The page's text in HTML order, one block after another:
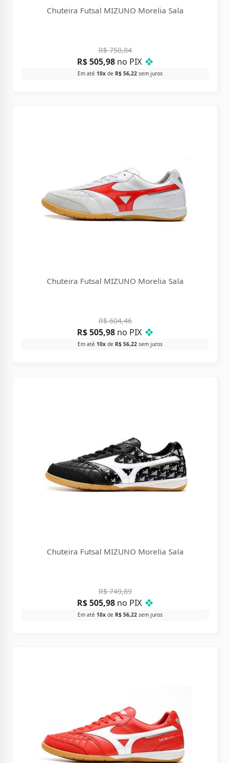
Chuteira Futsal MIZUNO Morelia Sala
R$750,84
R$505,98no PIX ❖
Em até 10xde R$56,22sem juros
Chuteira Futsal MIZUNO Morelia Sala
R$604,46
R$505,98no PIX ❖
Em até 10xde R$56,22sem juros
Chuteira Futsal MIZUNO Morelia Sala
R$749,89
R$505,98no PIX ❖
Em até 10xde R$56,22sem juros